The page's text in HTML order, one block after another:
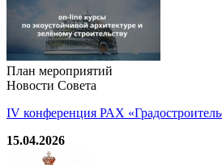
План мероприятий
Новости Совета
IV конференция РАХ
15.04.2026